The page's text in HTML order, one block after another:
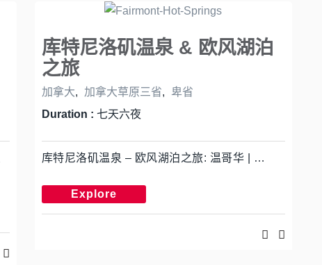
库特尼洛矶温泉 & 欧风湖泊
之旅
加拿大, 加拿大草原三省,
卑省
Duration : 七天六夜
库特尼洛矶温泉 – 欧风湖泊之旅: 温哥华 | …
Explore